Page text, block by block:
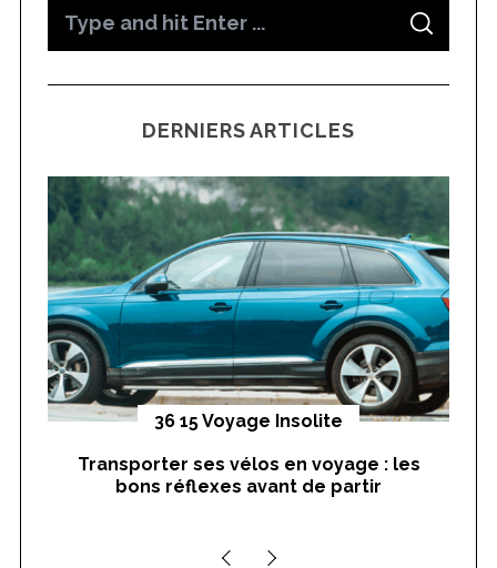
f
o
r
:
S
A
C
DERNIERS ARTICLES
36 15 Voyage Insolite
Transporter ses vélos en voyage : les
bons réflexes avant de partir